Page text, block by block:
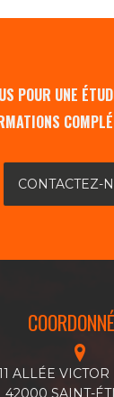
POUR UNE
CONTACTEZ-
ALLÉE VICTOR
42000 SAINT-